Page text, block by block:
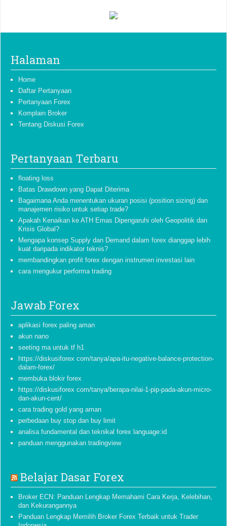
Halaman
Home
Daftar Pertanyaan
Pertanyaan Forex
Komplain Broker
Tentang Diskusi Forex
Pertanyaan Terbaru
floating loss
Batas Drawdown yang Dapat Diterima
Bagaimana Anda menentukan ukuran posisi (position sizing) dan
manajemen risiko untuk setiap trade?
Apakah Kenaikan ke ATH Emas Dipengaruhi oleh Geopolitik dan
Krisis Global?
Mengapa konsep Supply dan Demand dalam forex dianggap lebih
kuat daripada indikator teknis?
membandingkan profit forex dengan instrumen investasi lain
cara mengukur performa trading
Jawab Forex
aplikasi forex paling aman
akun nano
seeting ma untuk tf h1
https://diskusiforex com/tanya/apa-itu-negative-balance-protection-
dalam-forex/
membuka blokir forex
https://diskusiforex com/tanya/berapa-nilai-1-pip-pada-akun-micro-
dan-akun-cent/
cara trading gold yang aman
perbedaan buy stop dan buy limit
analisa fundamental dan teknikal forex language:id
panduan menggunakan tradingview
Belajar Dasar Forex
Broker ECN: Panduan Lengkap Memahami Cara Kerja, Kelebihan,
dan Kekurangannya
Panduan Lengkap Memilih Broker Forex Terbaik untuk Trader